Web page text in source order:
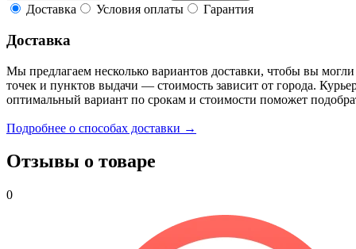
Доставка Условия оплаты Гарантия
Доставка
Мы предлагаем несколько вариантов доставки, чтобы вы
точек и пунктов выдачи — стоимость зависит от города.
оптимальный вариант по срокам и стоимости поможет
Подробнее о способах доставки →
Отзывы о товаре
0